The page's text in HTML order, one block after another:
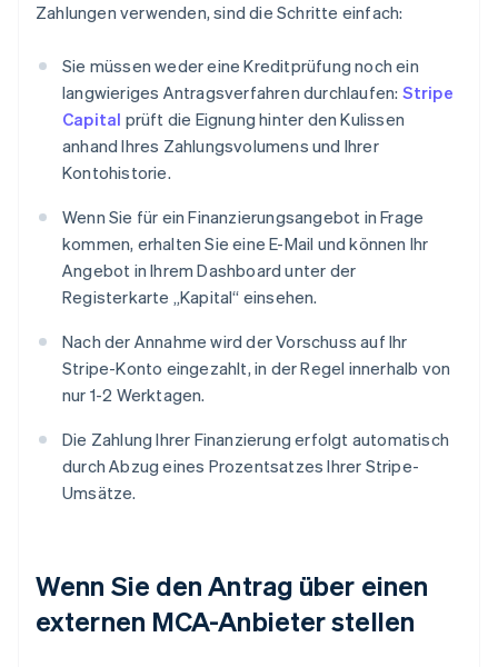
Zahlungen verwenden, sind die Schritte einfach:
Sie müssen weder eine Kreditprüfung noch ein
langwieriges Antragsverfahren durchlaufen: Stripe
Capital prüft die Eignung hinter den Kulissen
anhand Ihres Zahlungsvolumens und Ihrer
Kontohistorie.
Wenn Sie für ein Finanzierungsangebot in Frage
kommen, erhalten Sie eine E-Mail und können Ihr
Angebot in Ihrem Dashboard unter der
Registerkarte „Kapital“ einsehen.
Nach der Annahme wird der Vorschuss auf Ihr
Stripe-Konto eingezahlt, in der Regel innerhalb von
nur 1-2 Werktagen.
Die Zahlung Ihrer Finanzierung erfolgt automatisch
durch Abzug eines Prozentsatzes Ihrer Stripe-
Umsätze.
Wenn Sie den Antrag über einen
externen MCA-Anbieter stellen